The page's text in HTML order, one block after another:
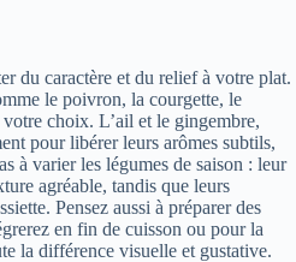
du caractère et du relief à votre plat.
le poivron, la courgette, le
choix. L’ail et le gingembre,
pour libérer leurs arômes subtils,
à varier les légumes de saison : leur
agréable, tandis que leurs
Pensez aussi à préparer des
en fin de cuisson ou pour la
la différence visuelle et gustative.